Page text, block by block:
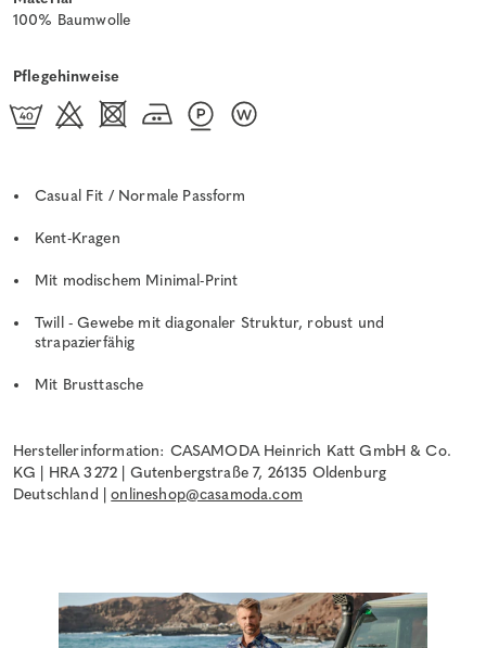
100% Baumwolle
Pflegehinweise
Casual Fit / Normale Passform
Kent-Kragen
Mit modischem Minimal-Print
Twill - Gewebe mit diagonaler Struktur, robust und
strapazierfähig
Mit Brusttasche
Herstellerinformation: CASAMODA Heinrich Katt GmbH & Co.
KG | HRA 3272 | Gutenbergstraße 7, 26135 Oldenburg
Deutschland |onlineshop@casamoda.com